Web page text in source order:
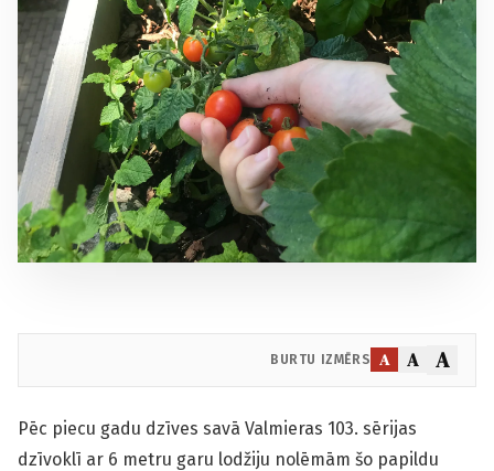
BURTU IZMĒRS A A A
Pēc piecu gadu dzīves savā Valmieras 103. sērijas
dzīvoklī ar 6 metru garu lodžiju nolēmām šo papildu